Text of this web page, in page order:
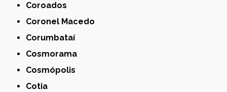
Coroados
Coronel Macedo
Corumbataí
Cosmorama
Cosmópolis
Cotia